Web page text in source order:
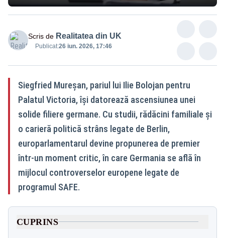
Scris de Realitatea din UK
Publicat:26 iun. 2026, 17:46
Siegfried Mureșan, pariul lui Ilie Bolojan pentru
Palatul Victoria, își datorează ascensiunea unei
solide filiere germane. Cu studii, rădăcini familiale și
o carieră politică strâns legate de Berlin,
europarlamentarul devine propunerea de premier
într-un moment critic, în care Germania se află în
mijlocul controverselor europene legate de
programul SAFE.
CUPRINS